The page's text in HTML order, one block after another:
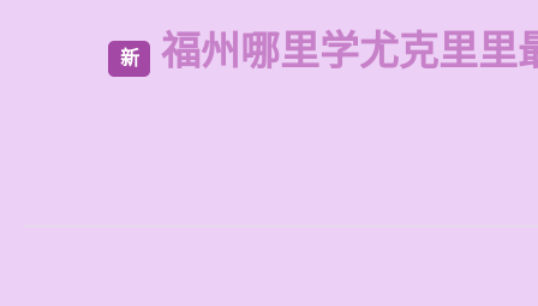
新 福州哪里学尤克里里